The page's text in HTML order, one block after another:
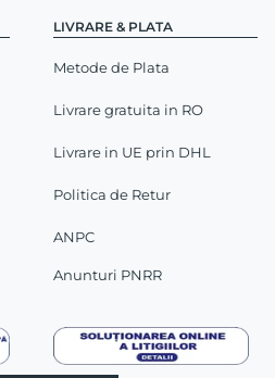
LIVRARE & PLATA
Metode de Plata
Livrare gratuita in RO
Livrare in UE prin DHL
Politica de Retur
ANPC
Anunturi PNRR